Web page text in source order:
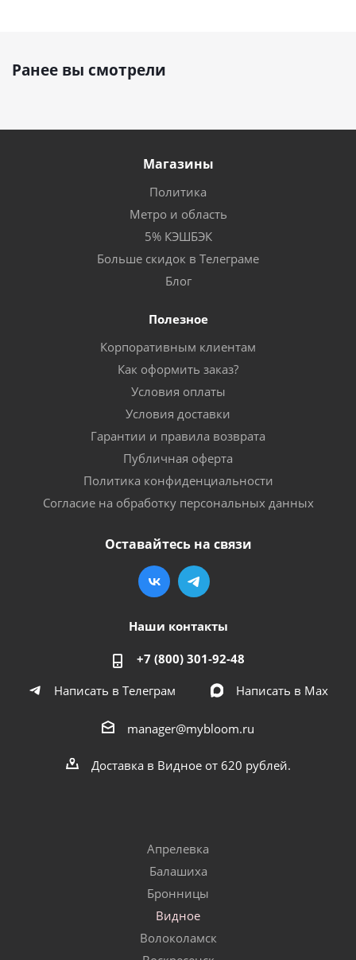
Ранее вы смотрели
Магазины
Политика
Метро и область
5% КЭШБЭК
Больше скидок в Телеграме
Блог
Полезное
Корпоративным клиентам
Как оформить заказ?
Условия оплаты
Условия доставки
Гарантии и правила возврата
Публичная оферта
Политика конфиденциальности
Согласие на обработку персональных данных
Оставайтесь на связи
Наши контакты
+7 (800) 301-92-48
Написать в Телеграм
Написать в Мах
manager@mybloom.ru
Доставка в Видное от 620 рублей.
Апрелевка
Балашиха
Бронницы
Видное
Волоколамск